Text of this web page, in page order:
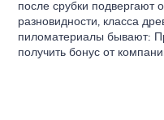
после срубки подвергают
разновидности, класса
пиломатериалы бывают:
получить бонус от